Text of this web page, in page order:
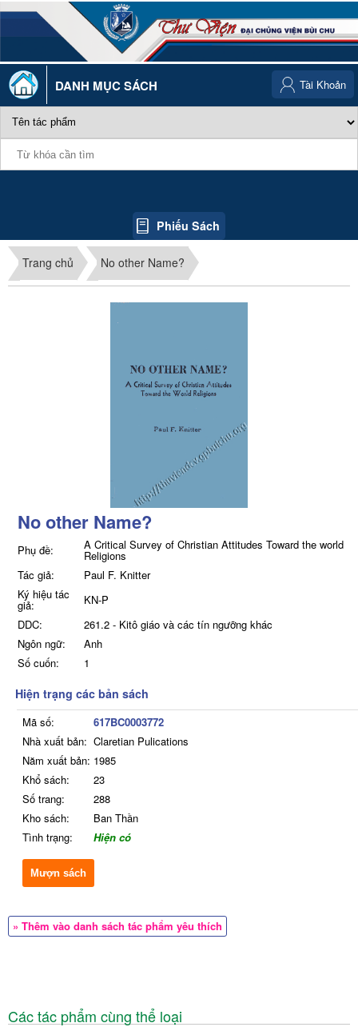
DANH MỤC SÁCH
Phiếu Sách
Tài Khoản
Trang chủ No other Name?
No other Name?
Phụ đề: A Critical Survey of Christian Attitudes Toward the world
Religions
Tác giả:
Paul F. Knitter
Ký hiệu tác
giả:
KN-P
DDC:
261.2 - Kitô giáo và các tín ngưỡng khác
Ngôn ngữ:
Anh
Số cuốn:
1
Hiện trạng các bản sách
Mã số:
617BC0003772
Nhà xuất bản: Claretian Pulications
Năm xuất bản: 1985
Khổ sách:
23
Số trang:
288
Kho sách:
Ban Thần
Tình trạng:
Hiện có
Mượn sách
» Thêm vào danh sách tác phẩm yêu thích
Các tác phẩm cùng thể loại